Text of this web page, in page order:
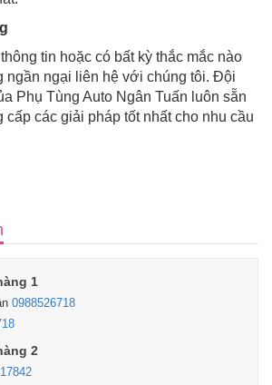
tin hoặc có bất kỳ thắc mắc nào
ngần ngại liên hệ với chúng tôi. Đội
Phụ Tùng Auto Ngân Tuấn luôn sẵn
cấp các giải pháp tốt nhất cho nhu cầu
1
0988526718
2